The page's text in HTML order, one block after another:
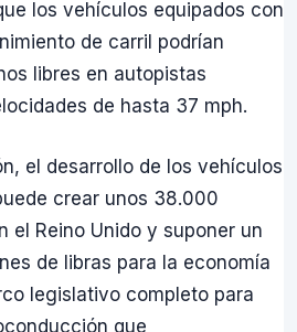
los vehículos equipados con
de carril podrían
libres en autopistas
de hasta 37 mph.
el desarrollo de los vehículos
crear unos 38.000
el Reino Unido y suponer un
de libras para la economía
legislativo completo para
que